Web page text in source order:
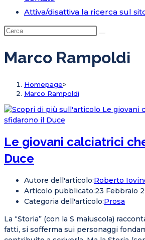
Attiva/disattiva la ricerca sul
Marco Rampoldi
Homepage>
Marco Rampoldi
Le giovani calciatrici
Duce
Autore dell'articolo:Roberto
Articolo pubblicato:23 Febbraio
Categoria dell'articolo:Prosa
La “Storia” (con la S maiuscola)
fatti, si sofferma sui personaggi